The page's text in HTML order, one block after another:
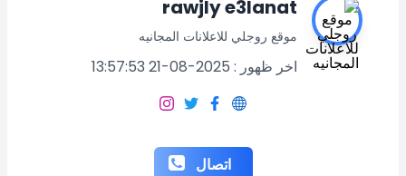
rawjly e3lanat
موقع روجلي للاعلانات المجانيه
اخر ظهور : 2025-08-21 13:57:53
اتصال